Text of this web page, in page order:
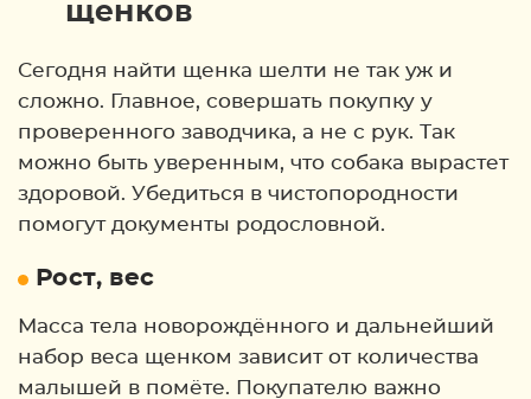
щенков
Сегодня найти щенка шелти не так уж и
сложно. Главное, совершать покупку у
проверенного заводчика, а не с рук. Так
можно быть уверенным, что собака вырастет
здоровой. Убедиться в чистопородности
помогут документы родословной.
Рост, вес
Масса тела новорождённого и дальнейший
набор веса щенком зависит от количества
малышей в помёте. Покупателю важно